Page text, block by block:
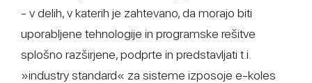
- v delih, v katerih je zahtevano, da morajo biti
uporabljene tehnologije in programske rešitve
splošno razširjene, podprte in predstavljati t.i.
»industry standard« za sisteme izposoje e-koles